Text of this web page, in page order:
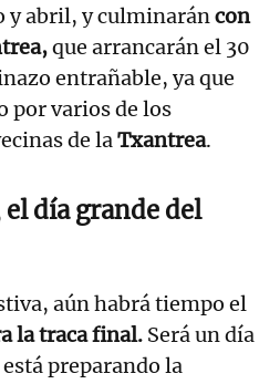
y abril, y culminaráncon
que arrancarán el 30
entrañable, ya que
por varios de los
de laTxantrea.
día grande del
aún habrá tiempo el
la traca final. Será un día
preparando la